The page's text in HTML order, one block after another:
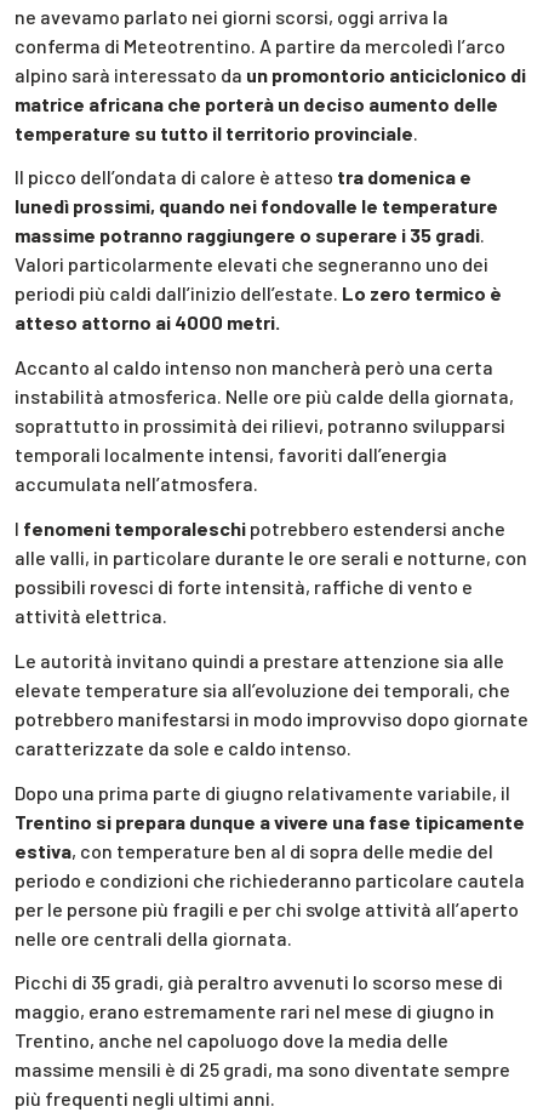
ne avevamo parlato nei giorni scorsi, oggi arriva la
conferma di Meteotrentino. A partire da mercoledì l’arco
alpino sarà interessato da un promontorio anticiclonico di
matrice africana che porterà un deciso aumento delle
temperature su tutto il territorio provinciale
Il picco dell’ondata di calore è atteso tra domenica e
lunedì prossimi, quando nei fondovalle le temperature
massime potranno raggiungere o superare i 35 gradi.
Valori particolarmente elevati che segneranno uno dei
periodi più caldi dall’inizio dell’estate. Lo zero termico è
atteso attorno ai 4000 metri.
Accanto al caldo intenso non mancherà però una certa
instabilità atmosferica. Nelle ore più calde della giornata,
soprattutto in prossimità dei rilievi, potranno svilupparsi
temporali localmente intensi, favoriti dall’energia
accumulata nell’atmosfera.
I fenomeni temporaleschi potrebbero estendersi anche
alle valli, in particolare durante le ore serali e notturne, con
possibili rovesci di forte intensità, raffiche di vento e
attività elettrica.
Le autorità invitano quindi a prestare attenzione sia alle
elevate temperature sia all’evoluzione dei temporali, che
potrebbero manifestarsi in modo improvviso dopo giornate
caratterizzate da sole e caldo intenso.
Dopo una prima parte di giugno relativamente variabile, il
Trentino si prepara dunque a vivere una fase tipicamente
estiva, con temperature ben al di sopra delle medie del
periodo e condizioni che richiederanno particolare cautela
per le persone più fragili e per chi svolge attività all’aperto
nelle ore centrali della giornata.
Picchi di 35 gradi, già peraltro avvenuti lo scorso mese di
maggio, erano estremamente rari nel mese di giugno in
Trentino, anche nel capoluogo dove la media delle
massime mensili è di 25 gradi, ma sono diventate sempre
più frequenti negli ultimi anni.